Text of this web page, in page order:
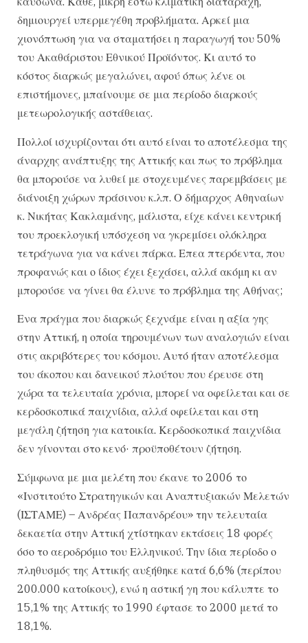
δημιουργεί υπερμεγέθη προβλήματα. Αρκεί μια
χιονόπτωση για να σταματήσει η παραγωγή του 50%
του Ακαθάριστου Εθνικού Προϊόντος. Κι αυτό το
κόστος διαρκώς μεγαλώνει, αφού όπως λένε οι
επιστήμονες, μπαίνουμε σε μια περίοδο διαρκούς
μετεωρολογικής αστάθειας.
Πολλοί ισχυρίζονται ότι αυτό είναι το αποτέλεσμα της
άναρχης ανάπτυξης της Αττικής και πως το πρόβλημα
θα μπορούσε να λυθεί με στοχευμένες παρεμβάσεις με
διάνοιξη χώρων πράσινου κ.λπ. Ο δήμαρχος Αθηναίων
κ. Νικήτας Κακλαμάνης, μάλιστα, είχε κάνει κεντρική
του προεκλογική υπόσχεση να γκρεμίσει ολόκληρα
τετράγωνα για να κάνει πάρκα. Επεα πτερόεντα, που
προφανώς και ο ίδιος έχει ξεχάσει, αλλά ακόμη κι αν
μπορούσε να γίνει θα έλυνε το πρόβλημα της Αθήνας;
Ενα πράγμα που διαρκώς ξεχνάμε είναι η αξία γης
στην Αττική, η οποία τηρουμένων των αναλογιών είναι
στις ακριβότερες του κόσμου. Αυτό ήταν αποτέλεσμα
του άκοπου και δανεικού πλούτου που έρευσε στη
χώρα τα τελευταία χρόνια, μπορεί να οφείλεται και σε
κερδοσκοπικά παιχνίδια, αλλά οφείλεται και στη
μεγάλη ζήτηση για κατοικία. Κερδοσκοπικά παιχνίδια
δεν γίνονται στο κενό· προϋποθέτουν ζήτηση.
Σύμφωνα με μια μελέτη που έκανε το 2006 το
«Ινστιτούτο Στρατηγικών και Αναπτυξιακών Μελετών
(ΙΣΤΑΜΕ) – Ανδρέας Παπανδρέου» την τελευταία
δεκαετία στην Αττική χτίστηκαν εκτάσεις 18 φορές
όσο το αεροδρόμιο του Ελληνικού. Την ίδια περίοδο ο
πληθυσμός της Αττικής αυξήθηκε κατά 6,6% (περίπου
200.000 κατοίκους), ενώ η αστική γη που κάλυπτε το
15,1% της Αττικής το 1990 έφτασε το 2000 μετά το
18,1%.